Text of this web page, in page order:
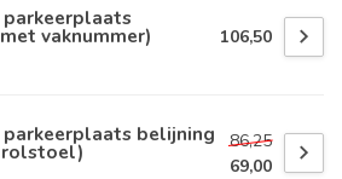
parkeerplaats
vaknummer) 106,50
parkeerplaats belijning
86,25
69,00